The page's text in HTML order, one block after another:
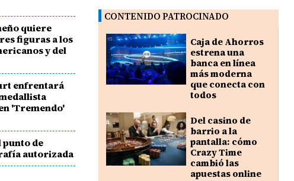
quiere
figuras a los
y del
enfrentará
'Tremendo'
punto de
autorizada
CONTENIDO PATROCINADO
Caja de Ahorros
estrena una
banca en línea
más moderna
que conecta con
todos
Del casino de
barrio a la
pantalla: cómo
Crazy Time
cambió las
apuestas online